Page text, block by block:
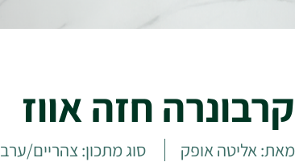
קרבונרה חזה אווז
מאת: אליטה אופק סוג מתכון: צהריים/ערב